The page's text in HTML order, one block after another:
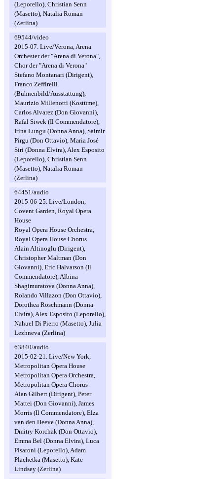
(Leporello), Christian Senn
(Masetto), Natalia Roman
(Zerlina)
69544/video
2015-07. Live/Verona, Arena
Orchester der "Arena di Verona",
Chor der "Arena di Verona"
Stefano Montanari (Dirigent),
Franco Zeffirelli
(Bühnenbild/Ausstattung),
Maurizio Millenotti (Kostüme),
Carlos Alvarez (Don Giovanni),
Rafal Siwek (Il Commendatore),
Irina Lungu (Donna Anna), Saimir
Pirgu (Don Ottavio), Maria José
Siri (Donna Elvira), Alex Esposito
(Leporello), Christian Senn
(Masetto), Natalia Roman
(Zerlina)
64451/audio
2015-06-25. Live/London,
Covent Garden, Royal Opera
House
Royal Opera House Orchestra,
Royal Opera House Chorus
Alain Altinoglu (Dirigent),
Christopher Maltman (Don
Giovanni), Eric Halvarson (Il
Commendatore), Albina
Shagimuratova (Donna Anna),
Rolando Villazon (Don Ottavio),
Dorothea Röschmann (Donna
Elvira), Alex Esposito (Leporello),
Nahuel Di Pierro (Masetto), Julia
Lezhneva (Zerlina)
63840/audio
2015-02-21. Live/New York,
Metropolitan Opera House
Metropolitan Opera Orchestra,
Metropolitan Opera Chorus
Alan Gilbert (Dirigent), Peter
Mattei (Don Giovanni), James
Morris (Il Commendatore), Elza
van den Heeve (Donna Anna),
Dmitry Korchak (Don Ottavio),
Emma Bel (Donna Elvira), Luca
Pisaroni (Leporello), Adam
Plachetka (Masetto), Kate
Lindsey (Zerlina)